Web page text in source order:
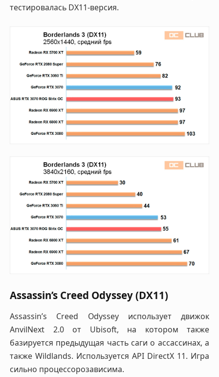
тестировалась DX11-версия.
Assassin’s Creed Odyssey (DX11)
Assassin’s Creed Odyssey использует движок
AnvilNext 2.0 от Ubisoft, на котором также
базируется предыдущая часть саги о ассассинах, а
также Wildlands. Используется API DirectX 11. Игра
сильно процессорозависима.